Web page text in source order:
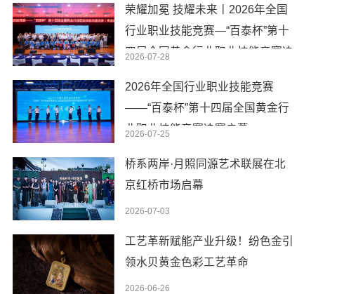
荣耀加冕 技耀未来丨2026年全国
行业职业技能竞赛—“百泰杯”第十
四届全国黄金行业职业技能竞赛决
2026-07-28
2026年全国行业职业技能竞赛
——“百泰杯”第十四届全国黄金行
业职业技能竞赛决赛启幕
2026-07-25
桥系两岸·月照同源艺术联展在北
京红桥市场启幕
2026-07-03
工艺革新赋能产业升级！纷色金引
领水贝黄金色彩工艺革命
2026-06-26